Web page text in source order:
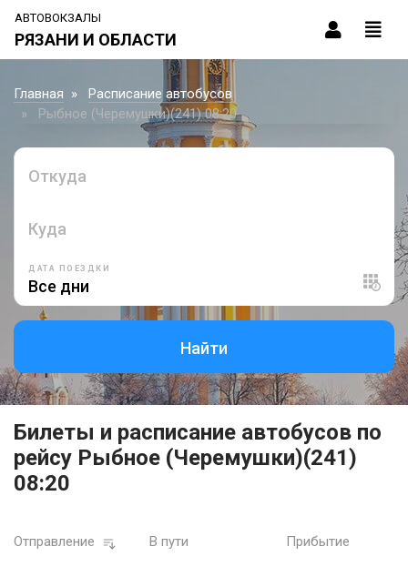
АВТОВОКЗАЛЫ
РЯЗАНИ И ОБЛАСТИ
Главная
Расписание автобусов
Рыбное (Черемушки)(241) 08:20
Откуда
Куда
ДАТА ПОЕЗДКИ
Найти
Билеты и расписание автобусов по
рейсу Рыбное (Черемушки)(241)
08:20
Отправление В пути Прибытие